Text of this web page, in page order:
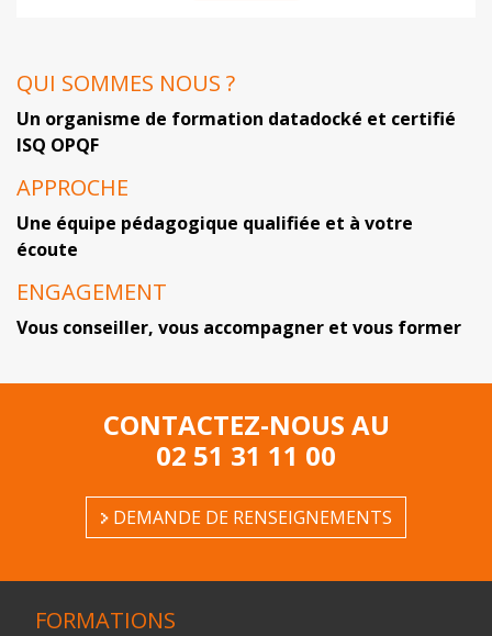
QUI SOMMES NOUS ?
Un organisme de formation datadocké et certifié
ISQ OPQF
APPROCHE
Une équipe pédagogique qualifiée et à votre
écoute
ENGAGEMENT
Vous conseiller, vous accompagner et vous former
CONTACTEZ-NOUS AU
02 51 31 11 00
DEMANDE DE RENSEIGNEMENTS
FORMATIONS